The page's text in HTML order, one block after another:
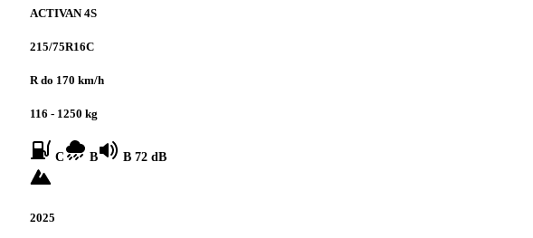
ACTIVAN 4S
215/75R16C
R do 170 km/h
116 - 1250 kg
C B B 72 dB
2025